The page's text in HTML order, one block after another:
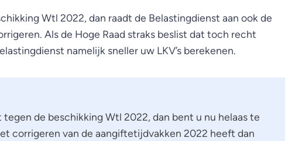
Wtl 2022, dan raadt de Belastingdienst aan ook de
Als de Hoge Raad straks beslist dat toch recht
namelijk sneller uw LKV’s berekenen.
tegen de beschikking Wtl 2022, dan bent u nu helaas te
corrigeren van de aangiftetijdvakken 2022 heeft dan